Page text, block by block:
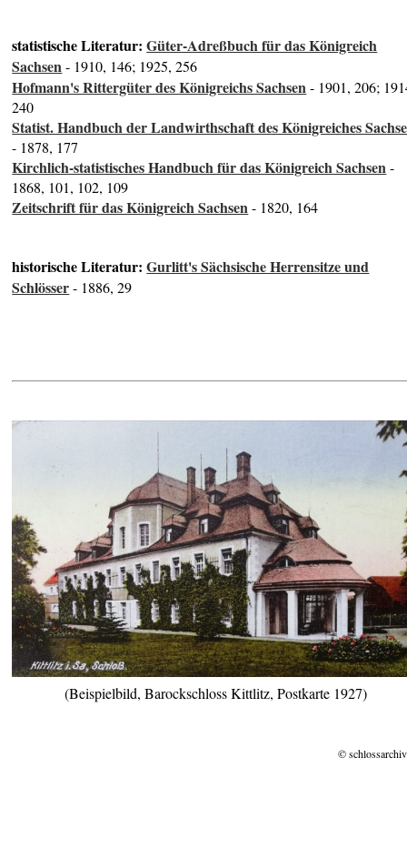
statistische Literatur:Güter-Adreßbuch für das Königreich
Sachsen- 1910, 146; 1925, 256
Hofmann's Rittergüter des Königreichs Sachsen- 1901, 206;
240
Statist. Handbuch der Landwirthschaft des Königreiches
- 1878, 177
Kirchlich-statistisches Handbuch für das Königreich Sachsen-
1868, 101, 102, 109
Zeitschrift für das Königreich Sachsen- 1820, 164
historische Literatur:Gurlitt's Sächsische Herrensitze und
Schlösser- 1886, 29
(Beispielbild, Barockschloss Kittlitz, Postkarte 1927)
©